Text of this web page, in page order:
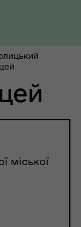
міської